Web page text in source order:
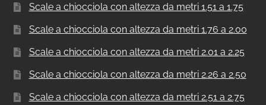
Scale a chiocciola con altezza da metri 1.51 a 1.75
Scale a chiocciola con altezza da metri 1.76 a 2.00
Scale a chiocciola con altezza da metri 2.01 a 2.25
Scale a chiocciola con altezza da metri 2.26 a 2.50
Scale a chiocciola con altezza da metri 2.51 a 2.75